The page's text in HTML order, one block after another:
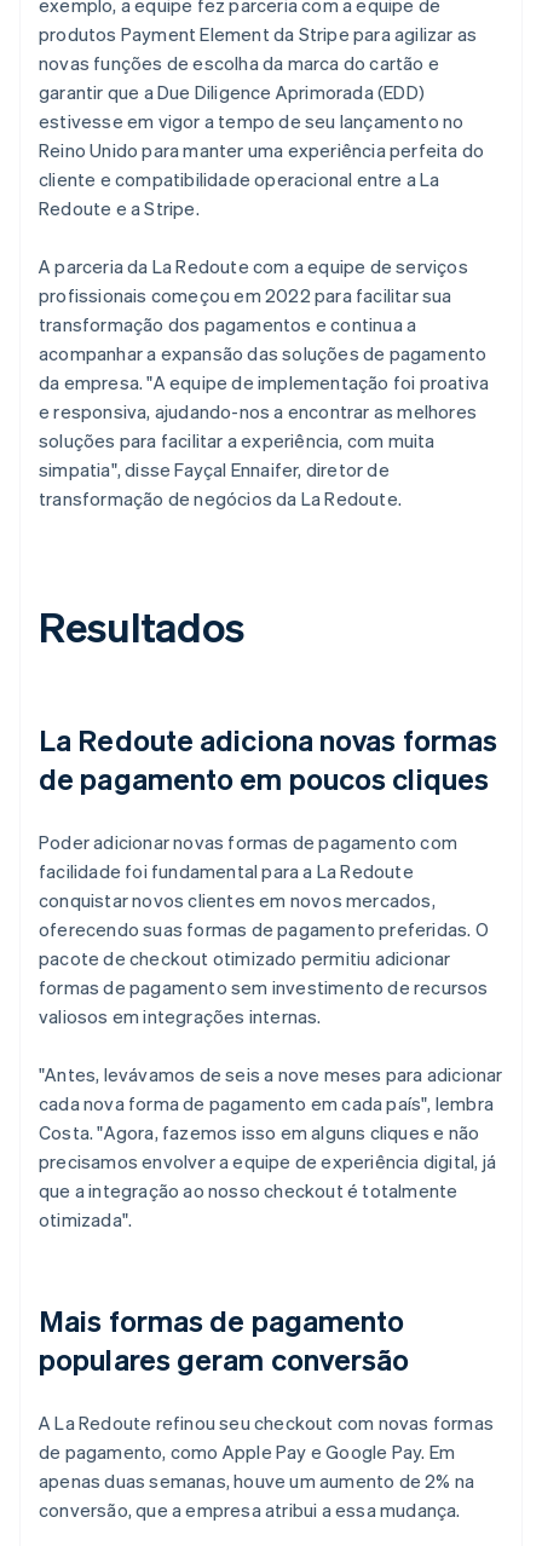
produtos Payment Element da Stripe para agilizar as
novas funções de escolha da marca do cartão e
garantir que a Due Diligence Aprimorada (EDD)
estivesse em vigor a tempo de seu lançamento no
Reino Unido para manter uma experiência perfeita do
cliente e compatibilidade operacional entre a La
Redoute e a Stripe.
A parceria da La Redoute com a equipe de serviços
profissionais começou em 2022 para facilitar sua
transformação dos pagamentos e continua a
acompanhar a expansão das soluções de pagamento
da empresa. "A equipe de implementação foi proativa
e responsiva, ajudando-nos a encontrar as melhores
soluções para facilitar a experiência, com muita
simpatia", disse Fayçal Ennaifer, diretor de
transformação de negócios da La Redoute.
Resultados
La Redoute adiciona novas formas
de pagamento em poucos cliques
Poder adicionar novas formas de pagamento com
facilidade foi fundamental para a La Redoute
conquistar novos clientes em novos mercados,
oferecendo suas formas de pagamento preferidas. O
pacote de checkout otimizado permitiu adicionar
formas de pagamento sem investimento de recursos
valiosos em integrações internas.
"Antes, levávamos de seis a nove meses para adicionar
cada nova forma de pagamento em cada país", lembra
Costa. "Agora, fazemos isso em alguns cliques e não
precisamos envolver a equipe de experiência digital, já
que a integração ao nosso checkout é totalmente
otimizada".
Mais formas de pagamento
populares geram conversão
A La Redoute refinou seu checkout com novas formas
de pagamento, como Apple Pay e Google Pay. Em
apenas duas semanas, houve um aumento de 2% na
conversão, que a empresa atribui a essa mudança.